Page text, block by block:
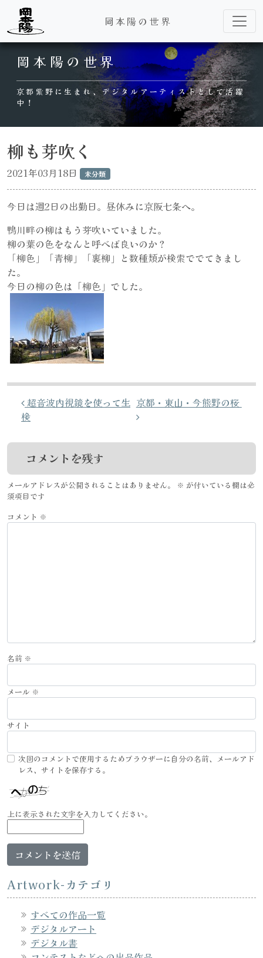
Main Navigation
岡本陽の世界
岡本陽の世界
京都紫野に生まれ、デジタルアーティストとして活躍
中！
柳も芽吹く
2021年03月18日 未分類
今日は週2日の出勤日。昼休みに京阪七条へ。
鴨川畔の柳はもう芽吹いていました。
柳の葉の色をなんと呼べば良いのか？
「柳色」「青柳」「裏柳」と数種類が検索ででてきまし
た。
今日の柳の色は「柳色」でした。
投稿ナビゲーション
超音波内視鏡を使って生
検
京都・東山・今熊野の桜
コメントを残す
メールアドレスが公開されることはありません。 ※ が付いている欄は必
須項目です
コメント ※
名前 ※
メール ※
サイト
次回のコメントで使用するためブラウザーに自分の名前、メールアド
レス、サイトを保存する。
上に表示された文字を入力してください。
Artwork-カテゴリ
すべての作品一覧
デジタルアート
デジタル書